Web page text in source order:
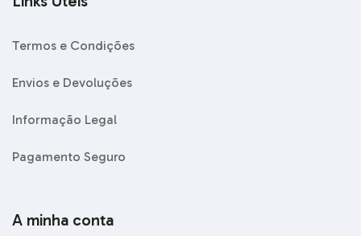
Termos e Condições
Envios e Devoluções
Informação Legal
Pagamento Seguro
A minha conta